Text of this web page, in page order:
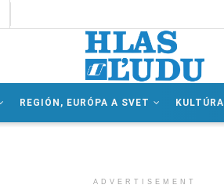
REGIÓN, EURÓPA A SVET KULTÚRA
ADVERTISEMENT